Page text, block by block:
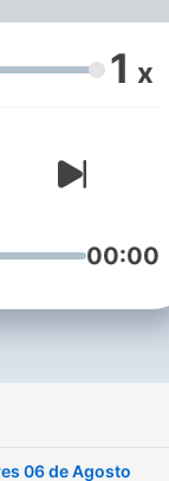
1 x
00:00
06 de Agosto